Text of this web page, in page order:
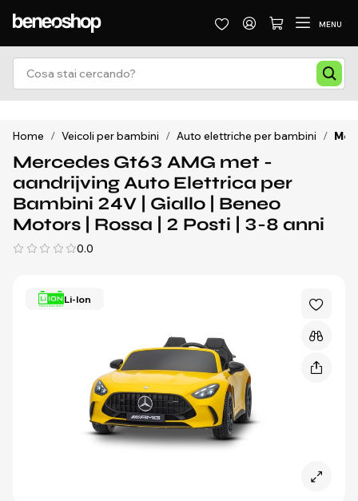
MENU
Home / Veicoli per bambini / Auto elettriche per bambini /
Mercedes Gt63 AMG met -
aandrijving Auto Elettrica per
Bambini 24V | Giallo | Beneo
Motors | Rossa | 2 Posti | 3-8 anni
0.0
Li-Ion